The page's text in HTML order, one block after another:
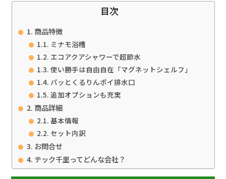
目次
商品特徴
ミナモ浴槽
エコアクアシャワーで超節水
使い勝手は自由自在「マグネットシェルフ」
パッとくるりんポイ排水口
追加オプションも充実
商品詳細
基本情報
セット内訳
お問合せ
テック千里ってどんな会社？